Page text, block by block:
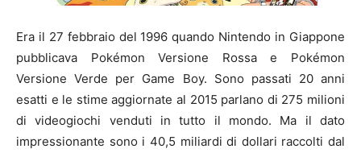
Era il 27 febbraio del 1996 quando Nintendo in Giappone
pubblicava Pokémon Versione Rossa e Pokémon
Versione Verde per Game Boy. Sono passati 20 anni
esatti e le stime aggiornate al 2015 parlano di 275 milioni
di videogiochi venduti in tutto il mondo. Ma il dato
impressionante sono i 40,5 miliardi di dollari raccolti dal